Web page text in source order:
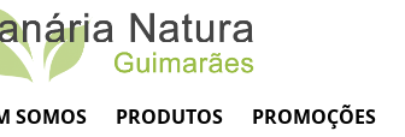
SOMOS PRODUTOS PROMOÇÕES